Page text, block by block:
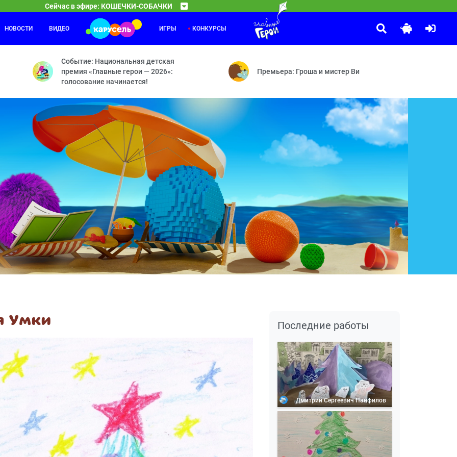
Сейчас в эфире: КОШЕЧКИ-СОБАЧКИ
— Где же Максик? — Считалка — Лесная прогулка — Ракета — ПДД — Почтовый квест — Спасите шляпу!
Каникулы Светофоровых
Помните дружную семью Светофоровых? Они снова в деле, и на этот раз их ждёт большое путешествие!
Что, зачем и почему?
В 2025 году телеканалу «Карусель» исполняется 15 лет! В
НОВОСТИ ВИДЕО ИГРЫ КОНКУРСЫ
Событие: Национальная детская
премия «Главные герои — 2026»:
голосование начинается!
Премьера: Гроша и мистер Ви
Умки Последние работы
Дмитрий Сергеевич Панфилов